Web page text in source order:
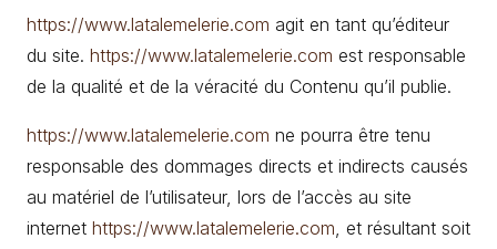
https://www.latalemelerie.com agit en tant qu’éditeur
du site. https://www.latalemelerie.com est responsable
de la qualité et de la véracité du Contenu qu’il publie.
https://www.latalemelerie.com ne pourra être tenu
responsable des dommages directs et indirects causés
au matériel de l’utilisateur, lors de l’accès au site
internet https://www.latalemelerie.com, et résultant soit